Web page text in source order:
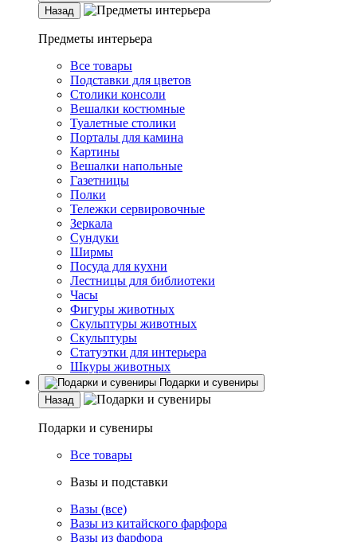
Назад
Предметы интерьера
Все товары
Подставки для цветов
Столики консоли
Вешалки костюмные
Туалетные столики
Порталы для камина
Картины
Вешалки напольные
Газетницы
Полки
Тележки сервировочные
Зеркала
Сундуки
Ширмы
Посуда для кухни
Лестницы для библиотеки
Часы
Фигуры животных
Скульптуры животных
Скульптуры
Статуэтки для интерьера
Шкуры животных
Подарки и сувениры
Назад
Подарки и сувениры
Все товары
Вазы и подставки
Вазы (все)
Вазы из китайского фарфора
Вазы из фарфора